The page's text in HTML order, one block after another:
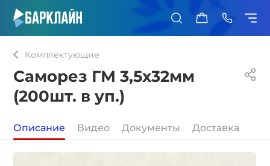
Комплектующие
Саморез ГМ 3,5х32мм
(200шт. в уп.)
Описание Видео Документы Доставка